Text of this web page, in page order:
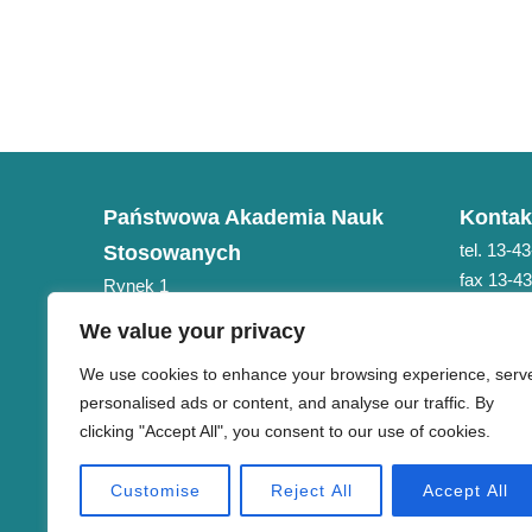
We value your privacy
We use cookies to enhance your browsing experience,
personalised ads or content, and analyse our traffic. By
clicking "Accept All", you consent to our use of cookies.
Customise Reject All Accept All
Państwowa Akademia Nauk
Stosowanych
Rynek 1
NIP 684-21-75-051
tel. 13-
fax 13-
e-mail: